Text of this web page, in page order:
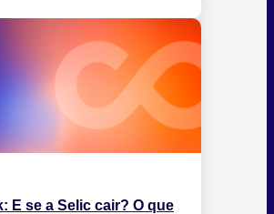
E se a Selic cair? O que